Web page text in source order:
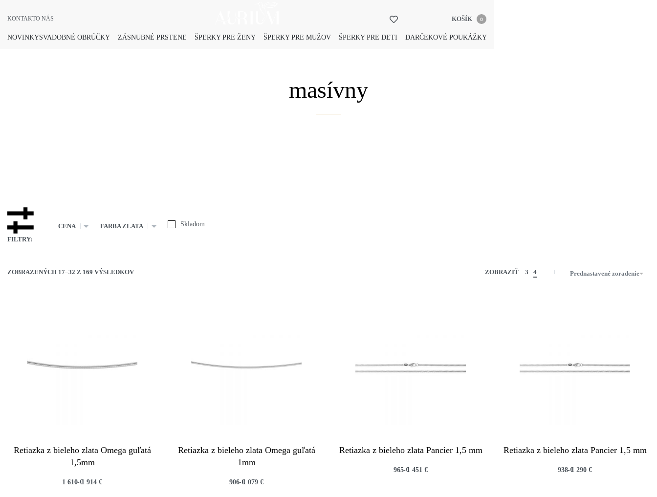
KONTAKTO NÁS KOŠÍK 0
NOVINKYSVADOBNÉ OBRÚČKY ZÁSNUBNÉ PRSTENE ŠPERKY PRE ŽENY ŠPERKY PRE MUŽOV ŠPERKY PRE DETI DARČEKOVÉ POUKÁŽKY
masívny
FILTRY:
CENA FARBA ZLATA Skladom
ZOBRAZENÝCH 17–32 Z 169 VÝSLEDKOV ZOBRAZIŤ 3 4 Prednastavené zoradenie
Retiazka z bieleho zlata Omega guľatá
1,5mm
1 610€1 914 €
Retiazka z bieleho zlata Omega guľatá
1mm
906€1 079€
Retiazka z bieleho zlata Pancier 1,5 mm
965€1 451€
Retiazka z bieleho zlata Pancier 1,5 mm
938€1 290€